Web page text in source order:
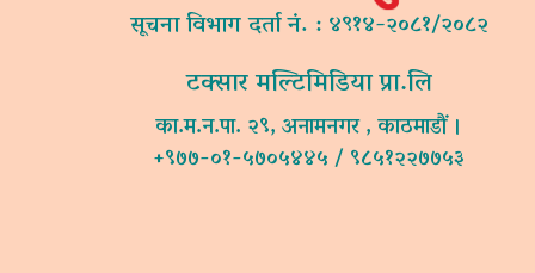
सूचना विभाग दर्ता नं. : ४९१४-२०८१/२०८२
टक्सार मल्टिमिडिया प्रा.लि
का.म.न.पा. २९, अनामनगर , काठमाडौं ।
+९७७-०१-५७०५४४५ / ९८५१२२७७५३